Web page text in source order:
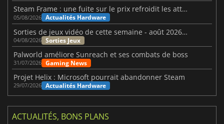
Steam Frame : une fuite sur le prix refroidit les attentes VR
05/08/2026 Actualités Hardware
Sorties de jeux vidéo de cette semaine - août 2026 (semaine 32)
04/08/2026 Sorties Jeux
Palworld améliore Sunreach et ses combats de boss
31/07/2026 Gaming News
Projet Helix : Microsoft pourrait abandonner Steam
29/07/2026 Actualités Hardware
ACTUALITÉS, BONS PLANS